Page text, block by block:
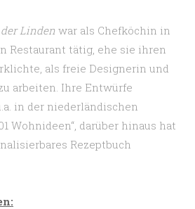
Linden war als Chefköchin in
Restaurant tätig, ehe sie ihren
als freie Designerin und
arbeiten. Ihre Entwürfe
in der niederländischen
Wohnideen“, darüber hinaus hat
Rezeptbuch